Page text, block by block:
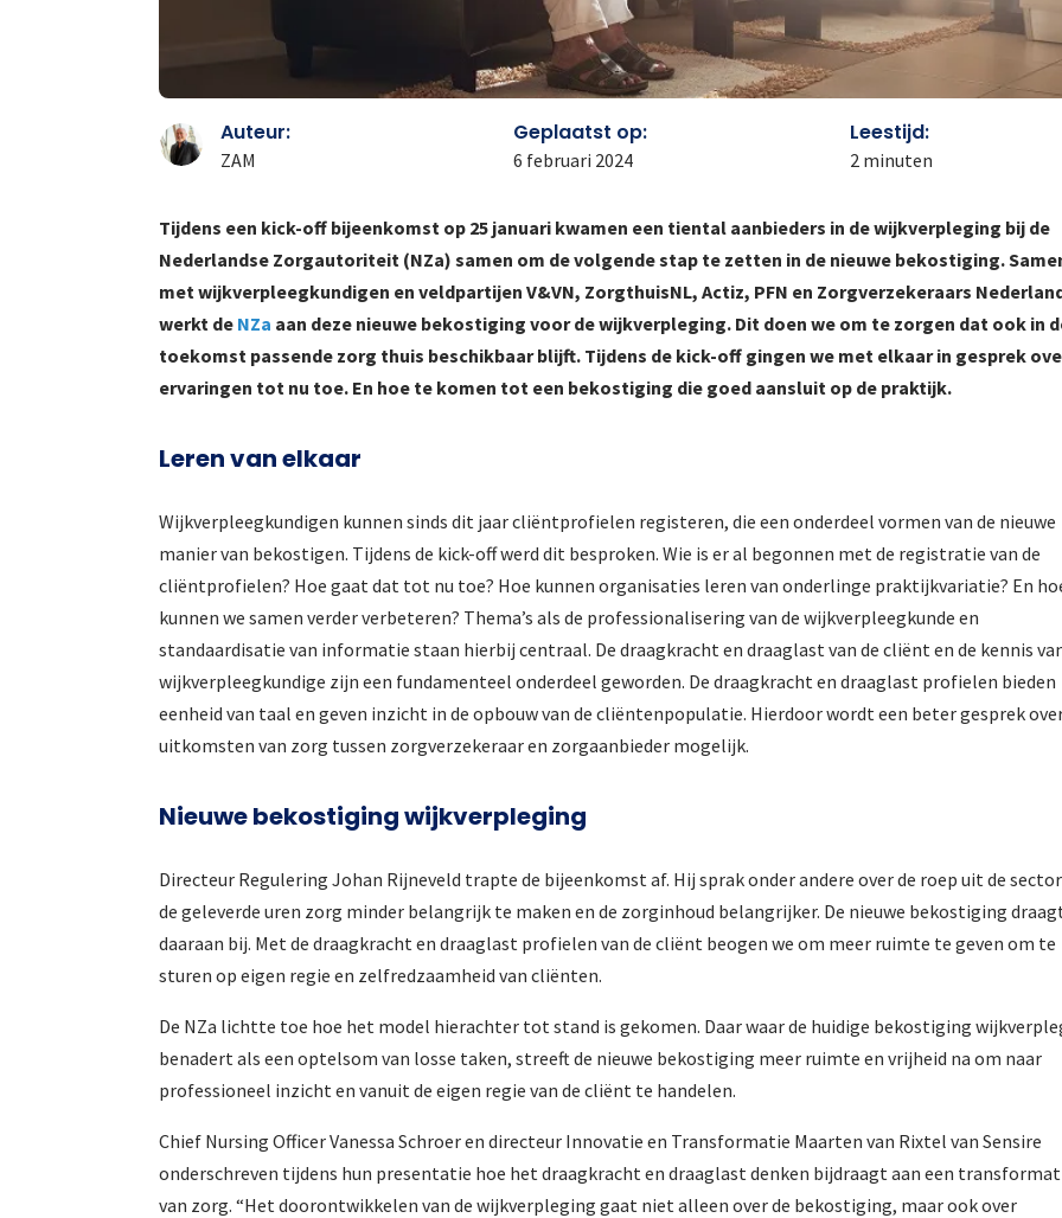
Auteur:
ZAM
Geplaatst op:
6 februari 2024
Leestijd:
2 minuten
Tijdens een kick-off bijeenkomst op 25 januari kwamen een tiental aanbieders in de wijkverpleging bij de
Nederlandse Zorgautoriteit (NZa) samen om de volgende stap te zetten in de nieuwe bekostiging.
met wijkverpleegkundigen en veldpartijen V&VN, ZorgthuisNL, Actiz, PFN en Zorgverzekeraars
werkt de NZa aan deze nieuwe bekostiging voor de wijkverpleging. Dit doen we om te zorgen dat ook in
toekomst passende zorg thuis beschikbaar blijft. Tijdens de kick-off gingen we met elkaar in gesprek
ervaringen tot nu toe. En hoe te komen tot een bekostiging die goed aansluit op de praktijk.
Leren van elkaar
Wijkverpleegkundigen kunnen sinds dit jaar cliëntprofielen registeren, die een onderdeel vormen van de nieuwe
manier van bekostigen. Tijdens de kick-off werd dit besproken. Wie is er al begonnen met de registratie van de
cliëntprofielen? Hoe gaat dat tot nu toe? Hoe kunnen organisaties leren van onderlinge praktijkvariatie? En
kunnen we samen verder verbeteren? Thema’s als de professionalisering van de wijkverpleegkunde en
standaardisatie van informatie staan hierbij centraal. De draagkracht en draaglast van de cliënt en de kennis
wijkverpleegkundige zijn een fundamenteel onderdeel geworden. De draagkracht en draaglast profielen bieden
eenheid van taal en geven inzicht in de opbouw van de cliëntenpopulatie. Hierdoor wordt een beter gesprek
uitkomsten van zorg tussen zorgverzekeraar en zorgaanbieder mogelijk.
Nieuwe bekostiging wijkverpleging
Directeur Regulering Johan Rijneveld trapte de bijeenkomst af. Hij sprak onder andere over de roep uit de
de geleverde uren zorg minder belangrijk te maken en de zorginhoud belangrijker. De nieuwe bekostiging
daaraan bij. Met de draagkracht en draaglast profielen van de cliënt beogen we om meer ruimte te geven om te
sturen op eigen regie en zelfredzaamheid van cliënten.
De NZa lichtte toe hoe het model hierachter tot stand is gekomen. Daar waar de huidige bekostiging
benadert als een optelsom van losse taken, streeft de nieuwe bekostiging meer ruimte en vrijheid na om naar
professioneel inzicht en vanuit de eigen regie van de cliënt te handelen.
Chief Nursing Officer Vanessa Schroer en directeur Innovatie en Transformatie Maarten van Rixtel van Sensire
onderschreven tijdens hun presentatie hoe het draagkracht en draaglast denken bijdraagt aan een
van zorg. “Het doorontwikkelen van de wijkverpleging gaat niet alleen over de bekostiging, maar ook over